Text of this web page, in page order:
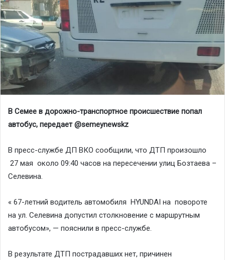
В Семее в дорожно-транспортное происшествие попал
автобус, передает@semeynewskz
В пресс-службе ДП ВКО сообщили, что ДТП произошло
27 мая около 09:40 часов на пересечении улиц Бозтаева –
Селевина.
« 67-летний водитель автомобиля HYUNDAI на повороте
на ул. Селевина допустил столкновение с маршрутным
автобусом», — пояснили в пресс-службе.
В результате ДТП пострадавших нет, причинен